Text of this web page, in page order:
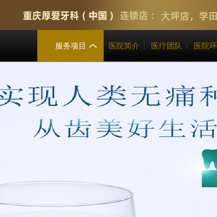
服务项目 医院简介 医疗团队 医院